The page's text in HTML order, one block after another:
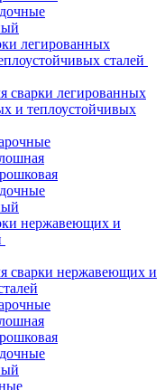
легированных
сталей
сварки легированных
и теплоустойчивых
нержавеющих и
сварки нержавеющих и